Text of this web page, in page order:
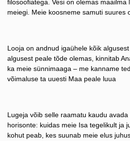
filosoofiatega. Vesi on olemas maailma
meiegi. Meie koosneme samuti suures
Looja on andnud igaühele kõik
algusest peale tõde olemas, kinnitab
ka meie sünnimaaga – me kanname
võimaluse ta uuesti Maa peale luua
Lugeja võib selle raamatu kaudu
horisonte: kuidas meie Isa tegelikult ja
kohut peab, kes suunab meie elus